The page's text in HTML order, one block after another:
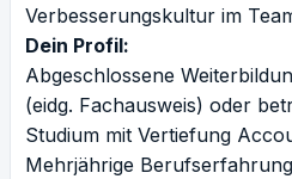
Verbesserungskultur im
Dein Profil:
Abgeschlossene
(eidg. Fachausweis) oder
Studium mit Vertiefung
Mehrjährige